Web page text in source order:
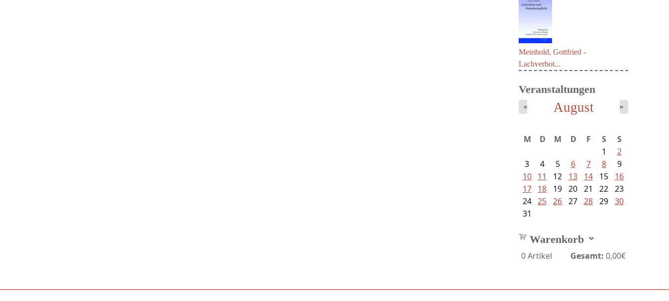
Meinhold, Gottfried -
Lachverbot...
Veranstaltungen
August
« »
M D M D F S
S
1
2
3
4 5 6 7 8
9
10
11 12 13 14 15
16
17
18 19 20 21 22 23
24 25 26 27 28 29 30
31
Warenkorb
0Artikel Gesamt: 0,00€